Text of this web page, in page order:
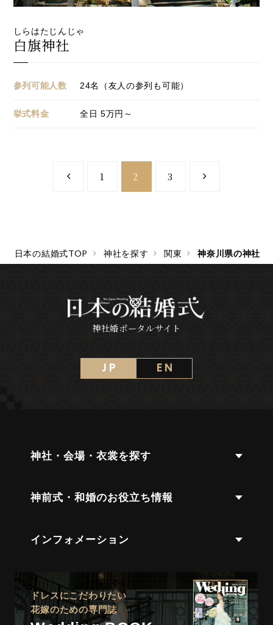
日本の結婚式TOP 神社を探す 関東 神奈川県の神社
しらはたじんじゃ
白旗神社
参列可能人数 24名（友人の参列も可能）
挙式料金 全日 5万円～
1 2 3
神社婚ポータルサイト
J P E N
神社・会場・衣裳を探す
神前式・和婚のお役立ち情報
インフォメーション
ドレスにこだわりたい
花嫁のための専門誌